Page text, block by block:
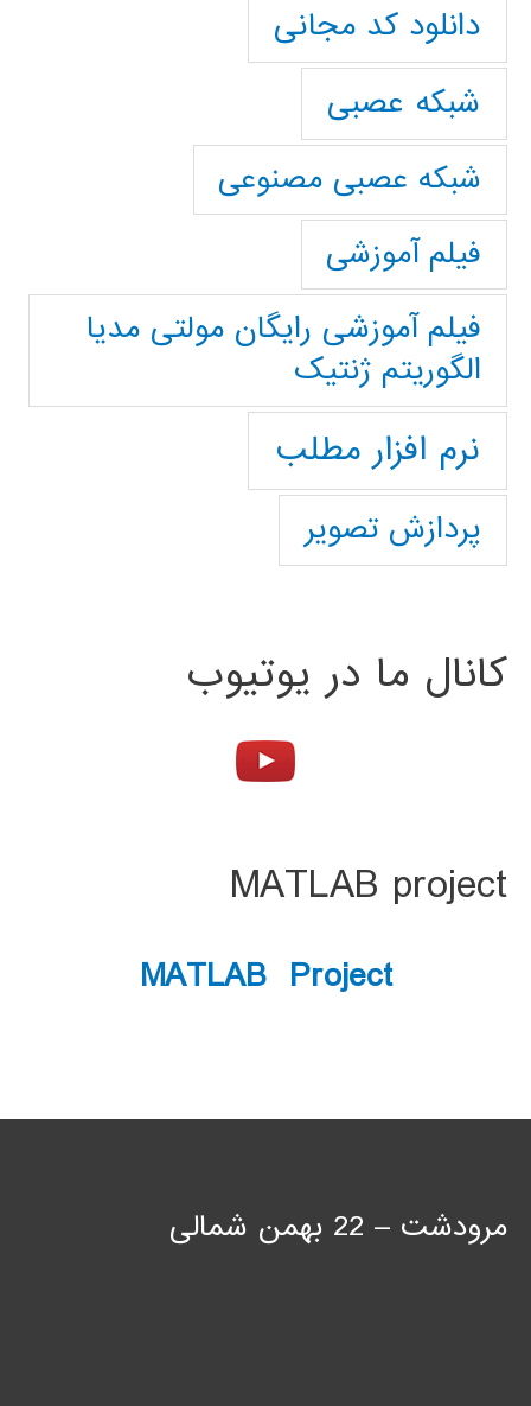
دانلود کد مجانی
شبکه عصبی
شبکه عصبی مصنوعی
فیلم آموزشی
فیلم آموزشی رایگان مولتی مدیا
الگوریتم ژنتیک
نرم افزار مطلب
پردازش تصویر
کانال ما در یوتیوب
MATLAB project
MATLAB Project
مرودشت – 22 بهمن شمالی